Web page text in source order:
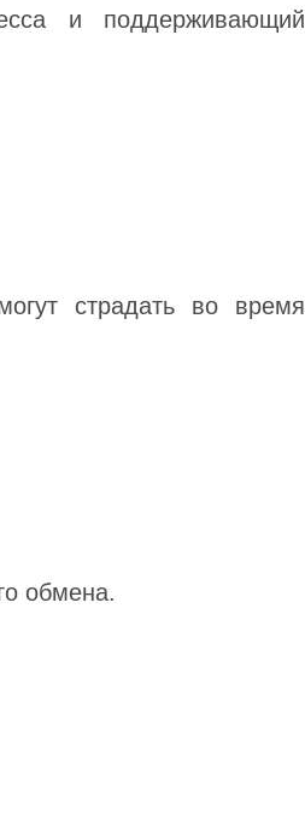
и поддерживающий
страдать во время
обмена.